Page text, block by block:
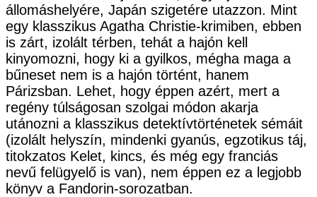
állomáshelyére, Japán szigetére utazzon. Mint
egy klasszikus Agatha Christie-krimiben, ebben
is zárt, izolált térben, tehát a hajón kell
kinyomozni, hogy ki a gyilkos, mégha maga a
bűneset nem is a hajón történt, hanem
Párizsban. Lehet, hogy éppen azért, mert a
regény túlságosan szolgai módon akarja
utánozni a klasszikus detektívtörténetek sémáit
(izolált helyszín, mindenki gyanús, egzotikus táj,
titokzatos Kelet, kincs, és még egy franciás
nevű felügyelő is van), nem éppen ez a legjobb
könyv a Fandorin-sorozatban.